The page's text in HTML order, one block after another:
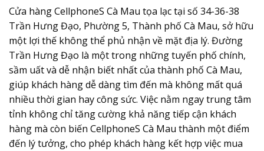
Cửa hàng CellphoneS Cà Mau tọa lạc tại số 34-36-38
Trần Hưng Đạo, Phường 5, Thành phố Cà Mau, sở hữu
một lợi thế không thể phủ nhận về mặt địa lý. Đường
Trần Hưng Đạo là một trong những tuyến phố chính,
sầm uất và dễ nhận biết nhất của thành phố Cà Mau,
giúp khách hàng dễ dàng tìm đến mà không mất quá
nhiều thời gian hay công sức. Việc nằm ngay trung tâm
tỉnh không chỉ tăng cường khả năng tiếp cận khách
hàng mà còn biến CellphoneS Cà Mau thành một điểm
đến lý tưởng, cho phép khách hàng kết hợp việc mua